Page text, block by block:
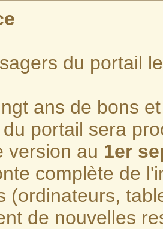
du portail
ans de bons
portail sera
version au 1er
complète de
(ordinateurs,
de nouvelles